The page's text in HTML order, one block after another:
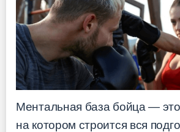
Ментальная база бойца —
на котором строится вся